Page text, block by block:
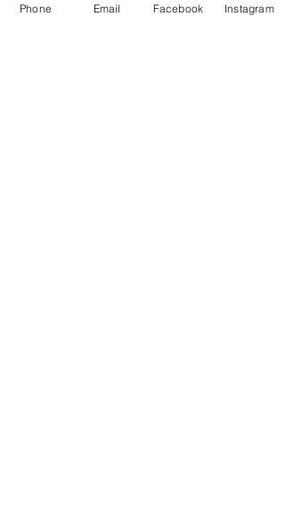
Phone Email Facebook Instagram